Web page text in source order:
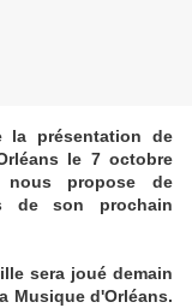
la présentation de
le 7 octobre
nous propose de
deson prochain
sera joué demain
Musique d'Orléans.